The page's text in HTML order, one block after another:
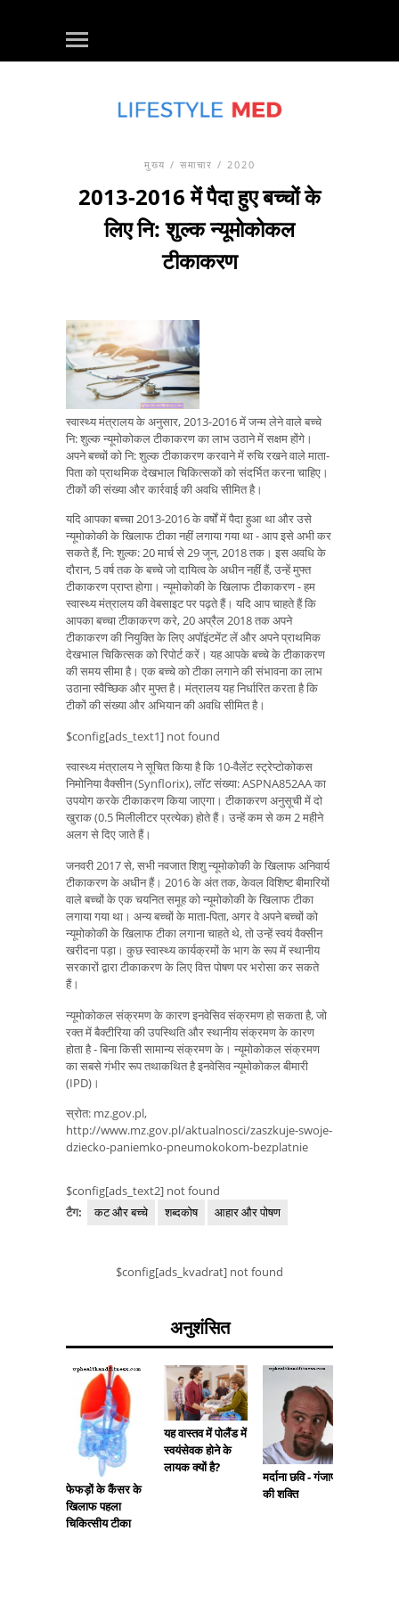
मुख्य / समाचार / 2020
2013-2016 में पैदा हुए बच्चों के
लिए नि: शुल्क न्यूमोकोकल
टीकाकरण
स्वास्थ्य मंत्रालय के अनुसार, 2013-2016 में जन्म लेने वाले बच्चे
नि: शुल्क न्यूमोकोकल टीकाकरण का लाभ उठाने में सक्षम होंगे।
अपने बच्चों को नि: शुल्क टीकाकरण करवाने में रुचि रखने वाले माता-
पिता को प्राथमिक देखभाल चिकित्सकों को संदर्भित करना चाहिए।
टीकों की संख्या और कार्रवाई की अवधि सीमित है।
यदि आपका बच्चा 2013-2016 के वर्षों में पैदा हुआ था और उसे
न्यूमोकोकी के खिलाफ टीका नहीं लगाया गया था - आप इसे अभी कर
सकते हैं, नि: शुल्क: 20 मार्च से 29 जून, 2018 तक। इस अवधि के
दौरान, 5 वर्ष तक के बच्चे जो दायित्व के अधीन नहीं हैं, उन्हें मुफ्त
टीकाकरण प्राप्त होगा। न्यूमोकोकी के खिलाफ टीकाकरण - हम
स्वास्थ्य मंत्रालय की वेबसाइट पर पढ़ते हैं। यदि आप चाहते हैं कि
आपका बच्चा टीकाकरण करे, 20 अप्रैल 2018 तक अपने
टीकाकरण की नियुक्ति के लिए अपॉइंटमेंट लें और अपने प्राथमिक
देखभाल चिकित्सक को रिपोर्ट करें। यह आपके बच्चे के टीकाकरण
की समय सीमा है। एक बच्चे को टीका लगाने की संभावना का लाभ
उठाना स्वैच्छिक और मुफ्त है। मंत्रालय यह निर्धारित करता है कि
टीकों की संख्या और अभियान की अवधि सीमित है।
$config[ads_text1] not found
स्वास्थ्य मंत्रालय ने सूचित किया है कि 10-वैलेंट स्ट्रेप्टोकोकस
निमोनिया वैक्सीन (Synflorix), लॉट संख्या: ASPNA852AA का
उपयोग करके टीकाकरण किया जाएगा। टीकाकरण अनुसूची में दो
खुराक (0.5 मिलीलीटर प्रत्येक) होते हैं। उन्हें कम से कम 2 महीने
अलग से दिए जाते हैं।
जनवरी 2017 से, सभी नवजात शिशु न्यूमोकोकी के खिलाफ अनिवार्य
टीकाकरण के अधीन हैं। 2016 के अंत तक, केवल विशिष्ट बीमारियों
वाले बच्चों के एक चयनित समूह को न्यूमोकोकी के खिलाफ टीका
लगाया गया था। अन्य बच्चों के माता-पिता, अगर वे अपने बच्चों को
न्यूमोकोकी के खिलाफ टीका लगाना चाहते थे, तो उन्हें स्वयं वैक्सीन
खरीदना पड़ा। कुछ स्वास्थ्य कार्यक्रमों के भाग के रूप में स्थानीय
सरकारों द्वारा टीकाकरण के लिए वित्त पोषण पर भरोसा कर सकते
हैं।
न्यूमोकोकल संक्रमण के कारण इनवेसिव संक्रमण हो सकता है, जो
रक्त में बैक्टीरिया की उपस्थिति और स्थानीय संक्रमण के कारण
होता है - बिना किसी सामान्य संक्रमण के। न्यूमोकोकल संक्रमण
का सबसे गंभीर रूप तथाकथित है इनवेसिव न्यूमोकोकल बीमारी
(IPD)।
स्रोत: mz.gov.pl,
http://www.mz.gov.pl/aktualnosci/zaszkuje-swoje-
dziecko-paniemko-pneumokokom-bezplatnie
$config[ads_text2] not found
टैग:
कट और बच्चे शब्दकोष आहार और पोषण
$config[ads_kvadrat] not found
अनुशंसित
फेफड़ों के कैंसर के
खिलाफ पहला
चिकित्सीय टीका
यह वास्तव में पोलैंड में
स्वयंसेवक होने के
लायक क्यों है?
मर्दाना छवि - गंजापन
की शक्ति